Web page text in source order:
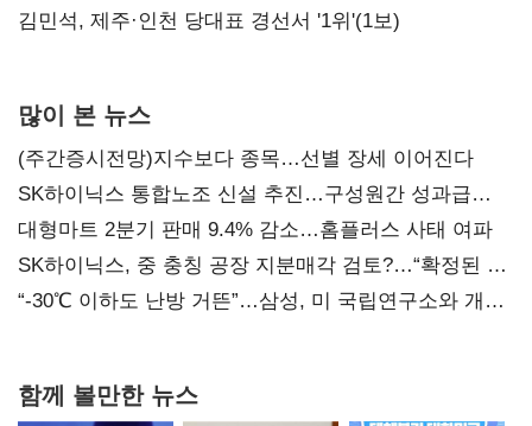
0.86%p(2보)
김민석, 제주·인천 당대표 경선서 '1위'(1보)
많이 본 뉴스
(주간증시전망)지수보다 종목…선별 장세 이어진다
SK하이닉스 통합노조 신설 추진…구성원간 성과급
불만 확산
대형마트 2분기 판매 9.4% 감소…홈플러스 사태 여파
SK하이닉스, 중 충칭 공장 지분매각 검토?…“확정된 바
없어”
“-30℃ 이하도 난방 거뜬”…삼성, 미 국립연구소와 개발
함께 볼만한 뉴스